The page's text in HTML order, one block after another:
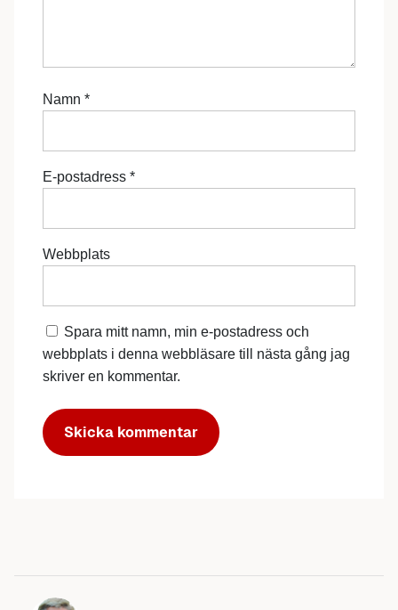
Namn *
E-postadress *
Webbplats
Spara mitt namn, min e-postadress och
webbplats i denna webbläsare till nästa gång jag
skriver en kommentar.